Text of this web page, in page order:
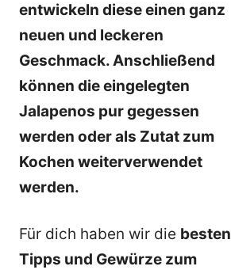
entwickeln diese einen ganz
neuen und leckeren
Geschmack. Anschließend
können die eingelegten
Jalapenos pur gegessen
werden oder als Zutat zum
Kochen weiterverwendet
werden.
Für dich haben wir die besten
Tipps und Gewürze zum